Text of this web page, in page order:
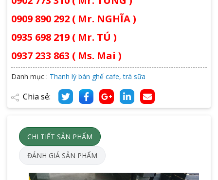
0909 890 292 ( Mr. NGHĨA )
0935 698 219 ( Mr. TÚ )
0937 233 863 ( Ms. Mai )
Danh mục : Thanh lý bàn ghế cafe, trà sữa
Chia sẻ:
CHI TIẾT SẢN PHẨM
ĐÁNH GIÁ SẢN PHẨM